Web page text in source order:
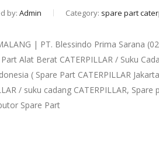
by: Admin Category: spare part
| PT. Blessindo Prima Sarana
Alat Berat CATERPILLAR / Suku
( Spare Part CATERPILLAR
/ suku cadang CATERPILLAR,
Spare Part